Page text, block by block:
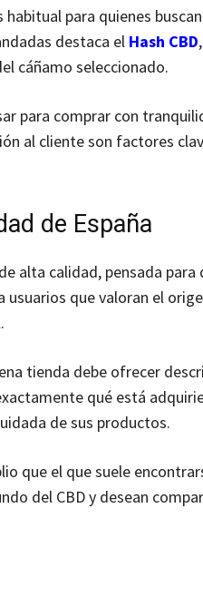
para quienes
destaca el Hash CBD
cáñamo seleccionado.
para comprar con
al cliente son factores
de España
alta calidad, pensada para
usuarios que valoran el
tienda debe ofrecer
qué está
de sus productos.
que el que suele
del CBD y desean